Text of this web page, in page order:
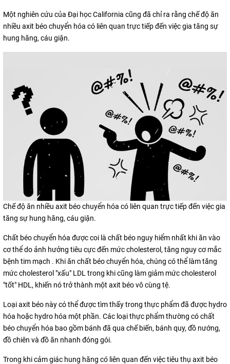
Một nghiên cứu của Đại học California cũng đã chỉ ra rằng chế độ ăn
nhiều axit béo chuyển hóa có liên quan trực tiếp đến việc gia tăng sự
hung hăng, cáu giận.
Chế độ ăn nhiều axit béo chuyển hóa có liên quan trực tiếp đến việc gia
tăng sự hung hăng, cáu giận.
Chất béo chuyển hóa được coi là chất béo nguy hiểm nhất khi ăn vào
cơ thể do ảnh hưởng tiêu cực đến mức cholesterol, tăng nguy cơ mắc
bệnh tim mạch . Khi ăn chất béo chuyển hóa, chúng có thể làm tăng
mức cholesterol "xấu" LDL trong khi cũng làm giảm mức cholesterol
"tốt" HDL, khiến nó trở thành một axit béo vô cùng tệ.
Loại axit béo này có thể được tìm thấy trong thực phẩm đã được hydro
hóa hoặc hydro hóa một phần. Các loại thực phẩm thường có chất
béo chuyển hóa bao gồm bánh đã qua chế biến, bánh quy, đồ nướng,
đồ chiên và đồ ăn nhanh đóng gói.
Trong khi cảm giác hung hăng có liên quan đến việc tiêu thụ axit béo